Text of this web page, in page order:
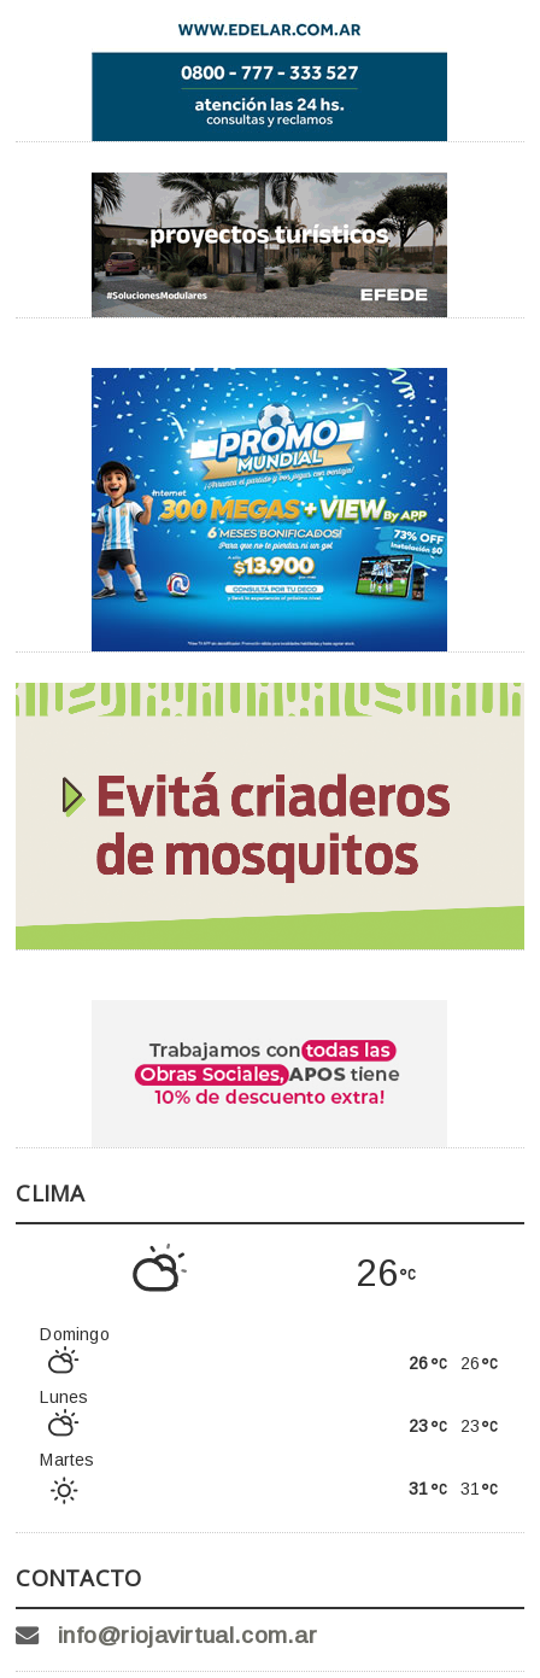
CLIMA
26
Domingo
26
26
Lunes
23
23
Martes
31
31
CONTACTO
info@riojavirtual.com.ar